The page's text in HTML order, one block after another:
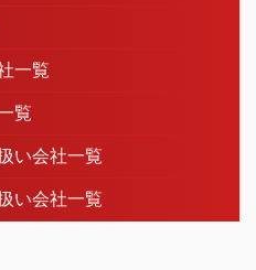
一覧
覧
い会社一覧
い会社一覧